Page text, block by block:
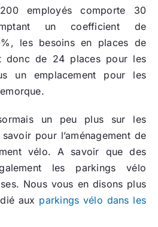
employés comporte 30
un coefficient de
les besoins en places de
donc de 24 places pour les
un emplacement pour les
un peu plus sur les
pour l’aménagement de
vélo. A savoir que des
les parkings vélo
Nous vous en disons plus
aux parkings vélo dans les